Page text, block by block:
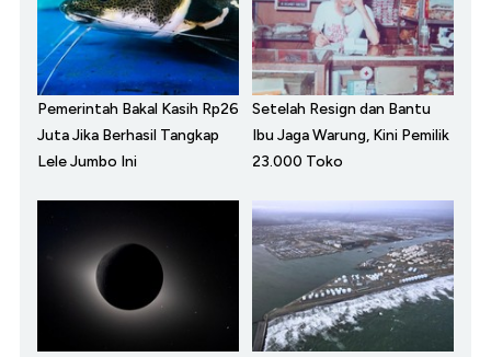
Pemerintah Bakal Kasih Rp26
Juta Jika Berhasil Tangkap
Lele Jumbo Ini
Setelah Resign dan Bantu
Ibu Jaga Warung, Kini Pemilik
23.000 Toko